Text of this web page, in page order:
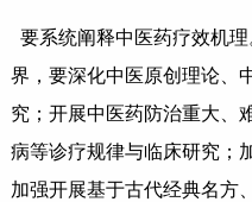
要系统阐释中医药疗效机
界，要深化中医原创理论、
究；开展中医药防治重大、
病等诊疗规律与临床研究；
加强开展基于古代经典名方